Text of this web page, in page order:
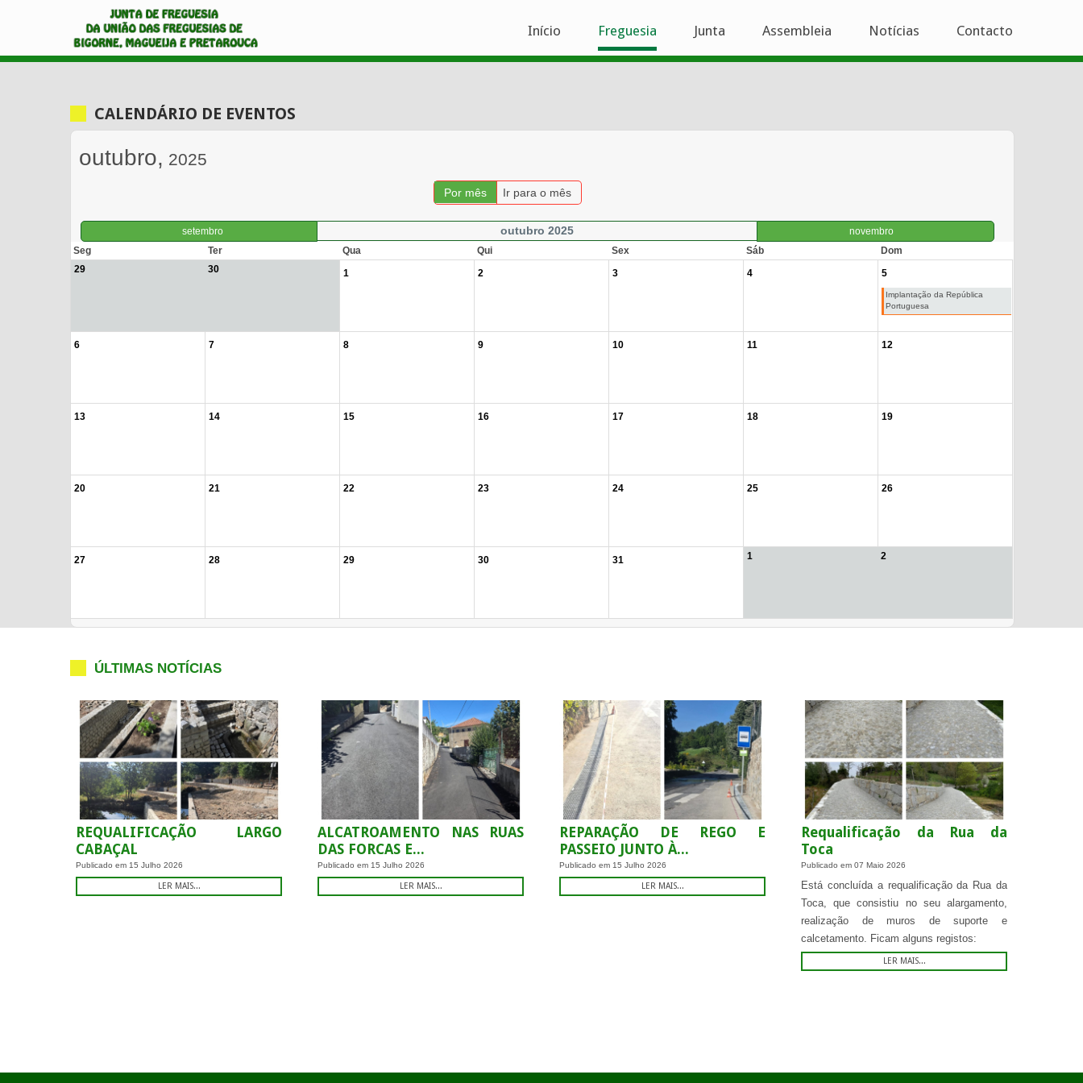
Início Freguesia Junta Assembleia Notícias Contacto
CALENDÁRIO DE EVENTOS
outubro, 2025
Por mês Ir para o mês
setembro outubro 2025
novembro
Seg
Ter Qua Qui Sex Sáb
Dom
29
30 1 2 3 4 5
Implantação da República
Portuguesa
6 7 8 9 10 11 12
13 14 15 16 17 18 19
20 21 22 23 24 25 26
27 28 29 30 31 1 2
ÚLTIMAS NOTÍCIAS
REQUALIFICAÇÃO LARGO
CABAÇAL
Publicado em 15 Julho 2026
LER MAIS...
ALCATROAMENTO NAS RUAS
DAS FORCAS E...
Publicado em 15 Julho 2026
LER MAIS...
REPARAÇÃO DE REGO E
PASSEIO JUNTO À...
Publicado em 15 Julho 2026
LER MAIS...
Requalificação da Rua da
Toca
Publicado em 07 Maio 2026
Está concluída a requalificação da Rua da
Toca, que consistiu no seu alargamento,
realização de muros de suporte e
calcetamento. Ficam alguns registos:
LER MAIS...